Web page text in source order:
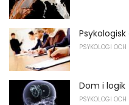
PSYKOLOGI OCH
Dom i logik
PSYKOLOGI OCH